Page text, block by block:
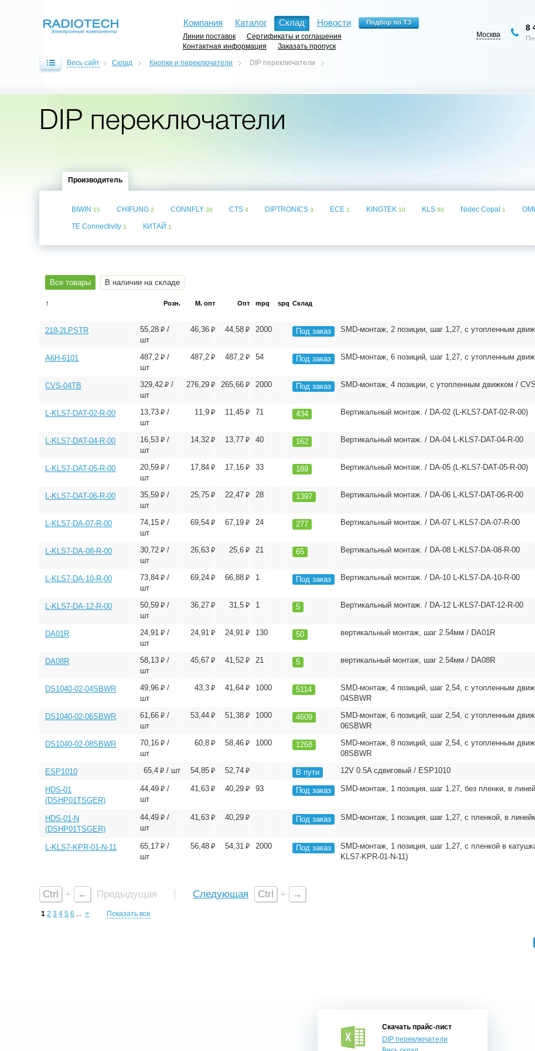
Компания Каталог Склад Новости
Линии поставок
Сертификаты и соглашения
Контактная информация
Заказать пропуск
Москва
8
Весь сайт Склад Кнопки и переключатели DIP переключатели
DIP переключатели
Производитель
BIWIN15 CHIFUNG2 CONNFLY38 CTS4 DIPTRONICS3 ECE1 KINGTEK10 KLS86 Nidec Copal1
TE Connectivity1 КИТАЙ1
Все товары В наличии на складе
↑ Розн. М. опт Опт mpq spq Склад
218-2LPSTR 55,28 ⃏ /
шт
46,36 ⃏ 44,58 ⃏ 2000 Под заказ SMD-монтаж, 2 позиции, шаг 1,27, с утопленным
A6H-6101 487,2 ⃏ /
шт
487,2 ⃏ 487,2 ⃏ 54 Под заказ SMD-монтаж, 6 позиций, шаг 1,27, с утопленным
CVS-04TB 329,42 ⃏ /
шт
276,29 ⃏ 265,66 ⃏ 2000 Под заказ SMD-монтаж, 4 позиции, с утопленным движком /
L-KLS7-DAT-02-R-00 13,73 ⃏ /
шт
11,9 ⃏ 11,45 ⃏ 71 434 Вертикальный монтаж. / DA-02 (L-KLS7-DAT-02-R-00)
L-KLS7-DAT-04-R-00 16,53 ⃏ /
шт
14,32 ⃏ 13,77 ⃏ 40 162 Вертикальный монтаж. / DA-04 L-KLS7-DAT-04-R-00
L-KLS7-DAT-05-R-00 20,59 ⃏ /
шт
17,84 ⃏ 17,16 ⃏ 33 189 Вертикальный монтаж. / DA-05 (L-KLS7-DAT-05-R-00)
L-KLS7-DAT-06-R-00 35,59 ⃏ /
шт
25,75 ⃏ 22,47 ⃏ 28 1397 Вертикальный монтаж. / DA-06 L-KLS7-DAT-06-R-00
L-KLS7-DA-07-R-00 74,15 ⃏ /
шт
69,54 ⃏ 67,19 ⃏ 24 277 Вертикальный монтаж. / DA-07 L-KLS7-DA-07-R-00
L-KLS7-DA-08-R-00 30,72 ⃏ /
шт
26,63 ⃏ 25,6 ⃏ 21 65 Вертикальный монтаж. / DA-08 L-KLS7-DA-08-R-00
L-KLS7-DA-10-R-00 73,84 ⃏ /
шт
69,24 ⃏ 66,88 ⃏ 1 Под заказ Вертикальный монтаж. / DA-10 L-KLS7-DA-10-R-00
L-KLS7-DA-12-R-00 50,59 ⃏ /
шт
36,27 ⃏ 31,5 ⃏ 1 5 Вертикальный монтаж. / DA-12 L-KLS7-DAT-12-R-00
DA01R 24,91 ⃏ /
шт
24,91 ⃏ 24,91 ⃏ 130 50 вертикальный монтаж, шаг 2.54мм / DA01R
DA08R 58,13 ⃏ /
шт
45,67 ⃏ 41,52 ⃏ 21 5 вертикальный монтаж, шаг 2.54мм / DA08R
DS1040-02-04SBWR 49,96 ⃏ /
шт
43,3 ⃏ 41,64 ⃏ 1000 5114
SMD-монтаж, 4 позиций, шаг 2,54, с утопленным
04SBWR
DS1040-02-06SBWR 61,66 ⃏ /
шт
53,44 ⃏ 51,38 ⃏ 1000 4609
SMD-монтаж, 6 позиций, шаг 2,54, с утопленным
06SBWR
DS1040-02-08SBWR 70,16 ⃏ /
шт
60,8 ⃏ 58,46 ⃏ 1000 1268
SMD-монтаж, 8 позиций, шаг 2,54, с утопленным
08SBWR
ESP1010 65,4 ⃏ / шт 54,85 ⃏ 52,74 ⃏ В пути 12V 0.5A сдвиговый / ESP1010
HDS-01
(DSHP01TSGER)
44,49 ⃏ /
шт
41,63 ⃏ 40,29 ⃏ 93 Под заказ SMD-монтаж, 1 позиция, шаг 1,27, без пленки, в
HDS-01-N
(DSHP01TSGER)
44,49 ⃏ /
шт
41,63 ⃏ 40,29 ⃏ Под заказ SMD-монтаж, 1 позиция, шаг 1,27, c пленкой, в
L-KLS7-KPR-01-N-11 65,17 ⃏ /
шт
56,48 ⃏ 54,31 ⃏ 2000 Под заказ
SMD-монтаж, 1 позиция, шаг 1,27, с пленкой в
KLS7-KPR-01-N-11)
Ctrl + ← Предыдущая Следующая Ctrl + →
1 2 3 4 5 6 ... > Показать все
Скачать прайс-лист
DIP переключатели